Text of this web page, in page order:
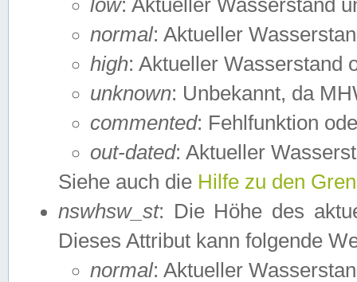
low: Aktueller Wasserstand
normal: Aktueller
high: Aktueller Wasserstand
unknown: Unbekannt, da
commented: Fehlfunktion
out-dated: Aktueller
Siehe auch die Hilfe zu den
nswhsw_st: Die Höhe des
Dieses Attribut kann folgende
normal: Aktueller